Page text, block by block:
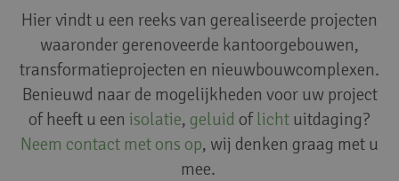
Hier vindt u een reeks van gerealiseerde projecten
waaronder gerenoveerde kantoorgebouwen,
transformatieprojecten en nieuwbouwcomplexen.
Benieuwd naar de mogelijkheden voor uw project
of heeft u een isolatie, geluid oflicht uitdaging?
Neem contact met ons op, wij denken graag met u
mee.